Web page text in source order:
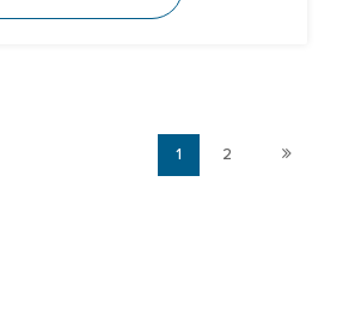
1 2